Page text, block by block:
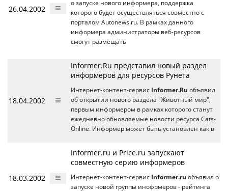
26.04.2002
о запуске нового информера, поддержка
которого будет осуществляться совместно с
порталом Autonews.ru. В рамках данного
информера администраторы веб-ресурсов
смогут размещать
18.04.2002
Informer.Ru представил новый раздел
информеров для ресурсов Рунета
Интернет-контент-сервис Informer.Ru объявил
об открытии нового раздела "Животный мир",
первым информером в рамках которого станут
ежедневно обновляемые новости ресурса Cats-
Online. Информер может быть установлен как в
18.03.2002
Informer.ru и Price.ru запускают
совместную серию информеров
Интернет-контент-сервис Informer.ru объявил о
запуске новой группы инофрмеров - рейтинга